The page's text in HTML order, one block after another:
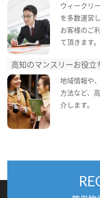
ウィークリ
を多数運営
お客様のご
て頂きます。
高知のマンスリーお役立
地域情報や
方法など、
介します。